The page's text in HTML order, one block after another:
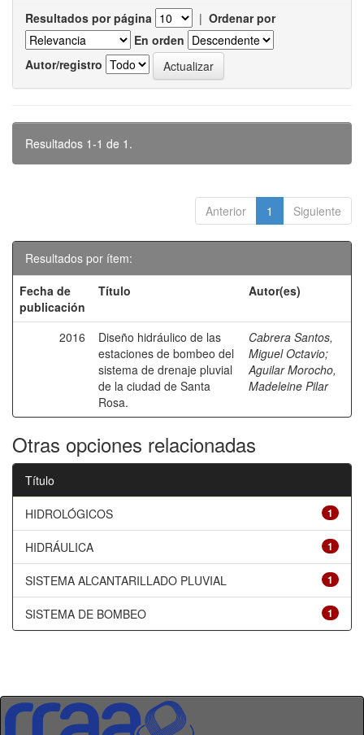
Resultados por página | Ordenar por
En orden
Autor/registro
Resultados 1-1 de 1.
Anterior 1 Siguiente
Resultados por ítem:
Fecha de
publicación
Título Autor(es)
2016
Diseño hidráulico de las
estaciones de bombeo del
sistema de drenaje pluvial
de la ciudad de Santa
Rosa.
Cabrera Santos,
Miguel Octavio;
Aguilar Morocho,
Madeleine Pilar
Otras opciones relacionadas
Título
1
HIDROLÓGICOS
1
HIDRÁULICA
1
SISTEMA ALCANTARILLADO PLUVIAL
1
SISTEMA DE BOMBEO